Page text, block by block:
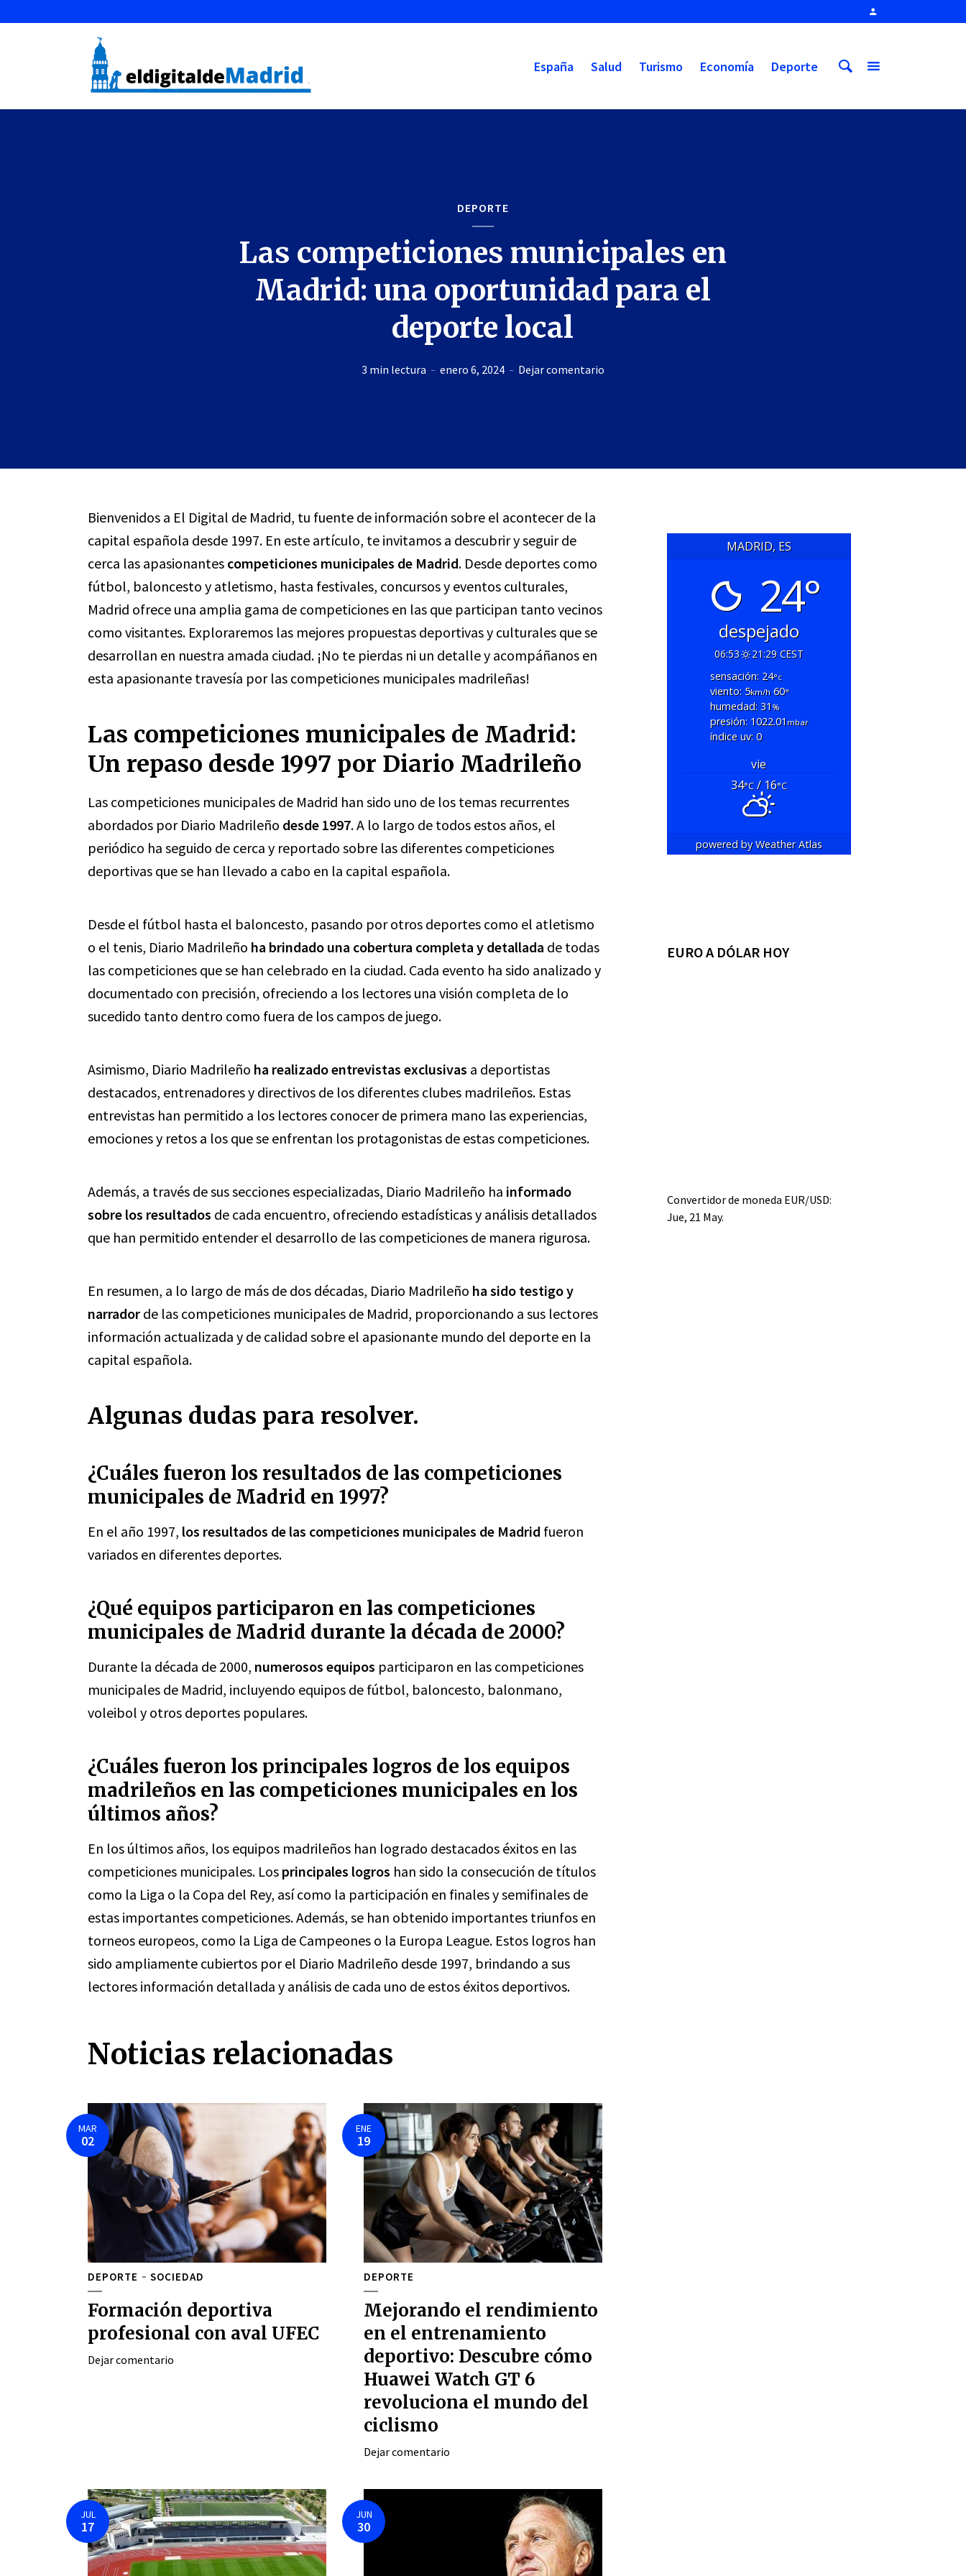
España Salud Turismo Economía Deporte
DEPORTE
Las competiciones municipales en
Madrid: una oportunidad para el
deporte local
3 min lectura enero 6, 2024 Dejar comentario
Bienvenidos a El Digital de Madrid, tu fuente de información sobre el acontecer de la
capital española desde 1997. En este artículo, te invitamos a descubrir y seguir de
cerca las apasionantes competiciones municipales de Madrid. Desde deportes como
fútbol, baloncesto y atletismo, hasta festivales, concursos y eventos culturales,
Madrid ofrece una amplia gama de competiciones en las que participan tanto vecinos
como visitantes. Exploraremos las mejores propuestas deportivas y culturales que se
desarrollan en nuestra amada ciudad. ¡No te pierdas ni un detalle y acompáñanos en
esta apasionante travesía por las competiciones municipales madrileñas!
Las competiciones municipales de Madrid:
Un repaso desde 1997 por Diario Madrileño
Las competiciones municipales de Madrid han sido uno de los temas recurrentes
abordados por Diario Madrileño desde 1997. A lo largo de todos estos años, el
periódico ha seguido de cerca y reportado sobre las diferentes competiciones
deportivas que se han llevado a cabo en la capital española.
Desde el fútbol hasta el baloncesto, pasando por otros deportes como el atletismo
o el tenis, Diario Madrileño ha brindado una cobertura completa y detallada de todas
las competiciones que se han celebrado en la ciudad. Cada evento ha sido analizado y
documentado con precisión, ofreciendo a los lectores una visión completa de lo
sucedido tanto dentro como fuera de los campos de juego.
Asimismo, Diario Madrileño ha realizado entrevistas exclusivas a deportistas
destacados, entrenadores y directivos de los diferentes clubes madrileños. Estas
entrevistas han permitido a los lectores conocer de primera mano las experiencias,
emociones y retos a los que se enfrentan los protagonistas de estas competiciones.
Además, a través de sus secciones especializadas, Diario Madrileño ha informado
sobre los resultados de cada encuentro, ofreciendo estadísticas y análisis detallados
que han permitido entender el desarrollo de las competiciones de manera rigurosa.
En resumen, a lo largo de más de dos décadas, Diario Madrileño ha sido testigo y
narrador de las competiciones municipales de Madrid, proporcionando a sus lectores
información actualizada y de calidad sobre el apasionante mundo del deporte en la
capital española.
Algunas dudas para resolver.
¿Cuáles fueron los resultados de las competiciones
municipales de Madrid en 1997?
En el año 1997, los resultados de las competiciones municipales de Madrid fueron
variados en diferentes deportes.
¿Qué equipos participaron en las competiciones
municipales de Madrid durante la década de 2000?
Durante la década de 2000, numerosos equipos participaron en las competiciones
municipales de Madrid, incluyendo equipos de fútbol, baloncesto, balonmano,
voleibol y otros deportes populares.
¿Cuáles fueron los principales logros de los equipos
madrileños en las competiciones municipales en los
últimos años?
En los últimos años, los equipos madrileños han logrado destacados éxitos en las
competiciones municipales. Los principales logros han sido la consecución de títulos
como la Liga o la Copa del Rey, así como la participación en finales y semifinales de
estas importantes competiciones. Además, se han obtenido importantes triunfos en
torneos europeos, como la Liga de Campeones o la Europa League. Estos logros han
sido ampliamente cubiertos por el Diario Madrileño desde 1997, brindando a sus
lectores información detallada y análisis de cada uno de estos éxitos deportivos.
Noticias relacionadas
MAR
02
DEPORTE SOCIEDAD
Formación deportiva
profesional con aval UFEC
Dejar comentario
ENE
19
DEPORTE
Mejorando el rendimiento
en el entrenamiento
deportivo: Descubre cómo
Huawei Watch GT 6
revoluciona el mundo del
ciclismo
Dejar comentario
JUL
17
JUN
30
MADRID, ES
24°
despejado
06:53
21:29 CEST
sensación: 24°c
viento: 5km/h60°
humedad: 31 %
presión: 1022.01 mbar
índice uv: 0
vie
34°C/ 16°C
powered byWeather Atlas
EURO A DÓLAR HOY
Convertidor de moneda EUR/USD:
Jue, 21 May.